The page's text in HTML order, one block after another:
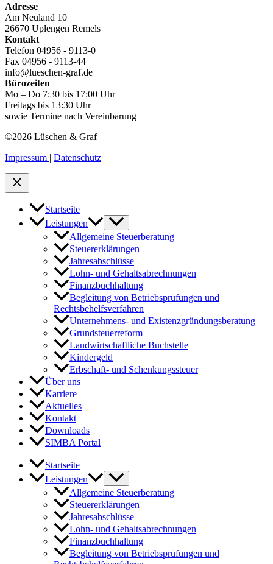
Adresse
Am Neuland 10
26670 Uplengen Remels
Kontakt
Telefon 04956 - 9113-0
Fax 04956 - 9113-44
info@lueschen-graf.de
Bürozeiten
Mo – Do 7:30 bis 17:00 Uhr
Freitags bis 13:30 Uhr
sowie Termine nach Vereinbarung
©2026 Lüschen & Graf
Impressum | Datenschutz
Startseite
Leistungen
Allgemeine Steuerberatung
Steuererklärungen
Jahresabschlüsse
Lohn- und Gehaltsabrechnungen
Finanzbuchhaltung
Begleitung von Betriebsprüfungen und
Rechtsbehelfsverfahren
Unternehmens- und Existenzgründungsberatung
Grundsteuerreform
Landwirtschaftliche Buchstelle
Kindergeld
Erbschaft- und Schenkungssteuer
Über uns
Karriere
Aktuelles
Kontakt
Downloads
SIMBA Portal
Startseite
Leistungen
Allgemeine Steuerberatung
Steuererklärungen
Jahresabschlüsse
Lohn- und Gehaltsabrechnungen
Finanzbuchhaltung
Begleitung von Betriebsprüfungen und